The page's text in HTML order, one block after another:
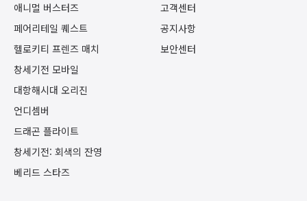
애니멀 버스터즈
페어리테일 퀘스트
헬로키티 프렌즈 매치
창세기전 모바일
대항해시대 오리진
언디셈버
드래곤 플라이트
창세기전: 회색의 잔영
베리드 스타즈
고객센터
공지사항
보안센터